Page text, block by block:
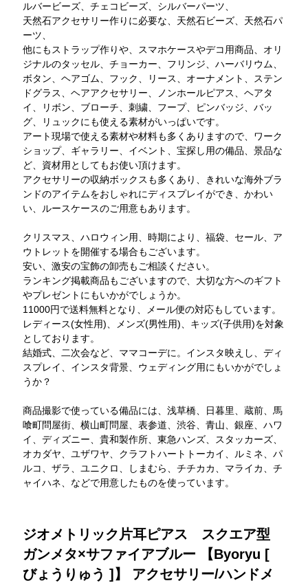
ルバービーズ、チェコビーズ、シルバーパーツ、
天然石アクセサリー作りに必要な、天然石ビーズ、天然石パ
ーツ、
他にもストラップ作りや、スマホケースやデコ用商品、オリ
ジナルのタッセル、チョーカー、フリンジ、ハーバリウム、
ボタン、ヘアゴム、フック、リース、オーナメント、ステン
ドグラス、ヘアアクセサリー、ノンホールピアス、ヘアタ
イ、リボン、ブローチ、刺繍、フープ、ピンバッジ、バッ
グ、リュックにも使える素材がいっぱいです。
アート現場で使える素材や材料も多くありますので、ワーク
ショップ、ギャラリー、イベント、宝探し用の備品、景品な
ど、資材用としてもお使い頂けます。
アクセサリーの収納ボックスも多くあり、きれいな海外ブラ
ンドのアイテムをおしゃれにディスプレイができ、かわい
い、ルースケースのご用意もあります。
クリスマス、ハロウィン用、時期により、福袋、セール、ア
ウトレットを開催する場合もございます。
安い、激安の宝飾の卸売もご相談ください。
ランキング掲載商品もございますので、大切な方へのギフト
やプレゼントにもいかがでしょうか。
11000円で送料無料となり、メール便の対応もしています。
レディース(女性用)、メンズ(男性用)、キッズ(子供用)を対象
としております。
結婚式、二次会など、ママコーデに。インスタ映えし、ディ
スプレイ、インスタ背景、ウェディング用にもいかがでしょ
うか？
商品撮影で使っている備品には、浅草橋、日暮里、蔵前、馬
喰町問屋街、横山町問屋、表参道、渋谷、青山、銀座、ハワ
イ、ディズニー、貴和製作所、東急ハンズ、スタッカーズ、
オカダヤ、ユザワヤ、クラフトハートトーカイ、ルミネ、パ
ルコ、ザラ、ユニクロ、しまむら、チチカカ、マライカ、チ
ャイハネ、などで用意したものを使っています。
ジオメトリック片耳ピアス スクエア型
ガンメタ×サファイアブルー 【Byoryu [
びょうりゅう ]】 アクセサリー/ハンドメ